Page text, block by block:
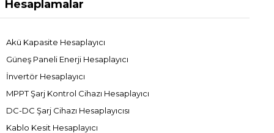
Hesaplamalar
Akü Kapasite Hesaplayıcı
Güneş Paneli Enerji Hesaplayıcı
İnvertör Hesaplayıcı
MPPT Şarj Kontrol Cihazı Hesaplayıcı
DC-DC Şarj Cihazı Hesaplayıcısı
Kablo Kesit Hesaplayıcı